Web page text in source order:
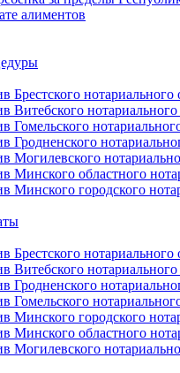
алиментов
Брестского нотариального
Витебского нотариального
Гомельского
Гродненского
Могилевского
Минского областного
Минского городского
Брестского нотариального
Витебского нотариального
Гродненского
Гомельского
Минского городского
Минского областного
Могилевского